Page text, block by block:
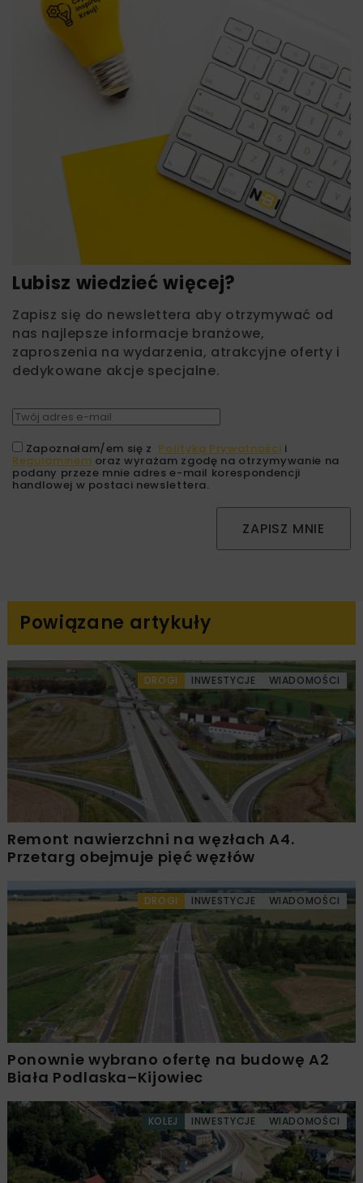
Lubisz wiedzieć więcej?
Zapisz się do newslettera aby otrzymywać od
nas najlepsze informacje branżowe,
zaproszenia na wydarzenia, atrakcyjne oferty i
dedykowane akcje specjalne.
Zapoznałam/em się z Polityką Prywatności i
Regulaminem oraz wyrażam zgodę na otrzymywanie na
podany przeze mnie adres e-mail korespondencji
handlowej w postaci newslettera.
ZAPISZ MNIE
Powiązane artykuły
DROGI INWESTYCJE WIADOMOŚCI
Remont nawierzchni na węzłach A4.
Przetarg obejmuje pięć węzłów
DROGI INWESTYCJE WIADOMOŚCI
Ponownie wybrano ofertę na budowę A2
Biała Podlaska–Kijowiec
KOLEJ INWESTYCJE WIADOMOŚCI